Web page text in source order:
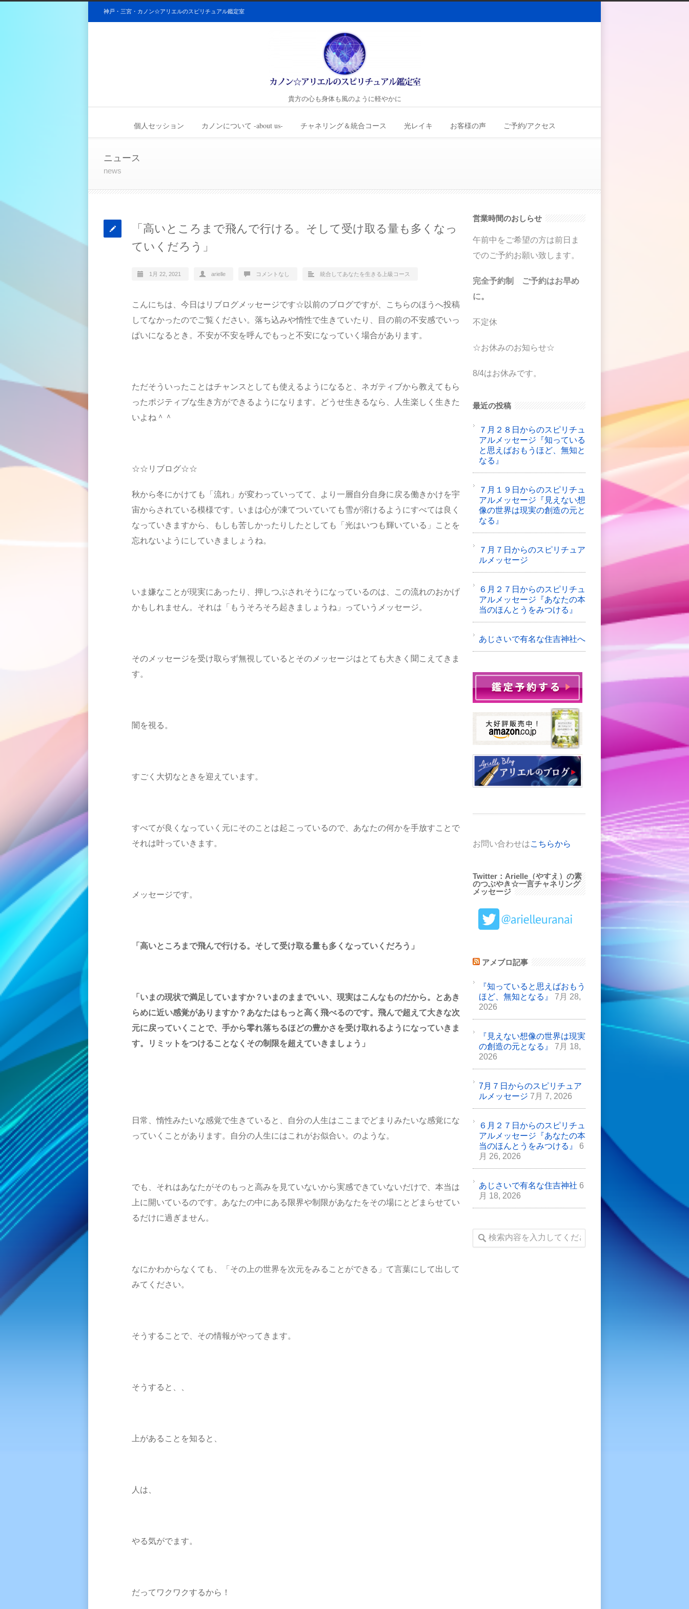
神戸・三宮・カノン☆アリエルのスピリチュアル鑑定室
貴方の心も身体も風のように軽やかに
個人セッション カノンについて -about us- チャネリング＆統合コース 光レイキ お客様の声 ご予約/アクセス
ニュース
news
「高いところまで飛んで行ける。そして受け取る量も多くなっ
ていくだろう」
1月 22, 2021 arielle コメントなし 統合してあなたを生きる上級コース
こんにちは、今日はリブログメッセージです☆以前のブログですが、こちらのほうへ投稿
してなかったのでご覧ください。落ち込みや惰性で生きていたり、目の前の不安感でいっ
ぱいになるとき。不安が不安を呼んでもっと不安になっていく場合があります。
ただそういったことはチャンスとしても使えるようになると、ネガティブから教えてもら
ったポジティブな生き方ができるようになります。どうせ生きるなら、人生楽しく生きた
いよね＾＾
☆☆リブログ☆☆
秋から冬にかけても「流れ」が変わっていってて、より一層自分自身に戻る働きかけを宇
宙からされている模様です。いまは心が凍てついていても雪が溶けるようにすべては良く
なっていきますから、もしも苦しかったりしたとしても「光はいつも輝いている」ことを
忘れないようにしていきましょうね。
いま嫌なことが現実にあったり、押しつぶされそうになっているのは、この流れのおかげ
かもしれません。それは「もうそろそろ起きましょうね」っていうメッセージ。
そのメッセージを受け取らず無視しているとそのメッセージはとても大きく聞こえてきま
す。
闇を視る。
すごく大切なときを迎えています。
すべてが良くなっていく元にそのことは起こっているので、あなたの何かを手放すことで
それは叶っていきます。
メッセージです。
「高いところまで飛んで行ける。そして受け取る量も多くなっていくだろう」
「いまの現状で満足していますか？いまのままでいい、現実はこんなものだから。とあき
らめに近い感覚がありますか？あなたはもっと高く飛べるのです。飛んで超えて大きな次
元に戻っていくことで、手から零れ落ちるほどの豊かさを受け取れるようになっていきま
す。リミットをつけることなくその制限を超えていきましょう」
日常、惰性みたいな感覚で生きていると、自分の人生はここまでどまりみたいな感覚にな
っていくことがあります。自分の人生にはこれがお似合い。のような。
でも、それはあなたがそのもっと高みを見ていないから実感できていないだけで、本当は
上に開いているのです。あなたの中にある限界や制限があなたをその場にとどまらせてい
るだけに過ぎません。
なにかわからなくても、「その上の世界を次元をみることができる」て言葉にして出して
みてください。
そうすることで、その情報がやってきます。
そうすると、、
上があることを知ると、
人は、
やる気がでます。
だってワクワクするから！
営業時間のおしらせ
午前中をご希望の方は前日ま
でのご予約お願い致します。
完全予約制 ご予約はお早め
に。
不定休
☆お休みのお知らせ☆
8/4はお休みです。
最近の投稿
７月２８日からのスピリチュ
アルメッセージ『知っている
と思えばおもうほど、無知と
なる』
７月１９日からのスピリチュ
アルメッセージ『見えない想
像の世界は現実の創造の元と
なる』
７月７日からのスピリチュア
ルメッセージ
６月２７日からのスピリチュ
アルメッセージ『あなたの本
当のほんとうをみつける』
あじさいで有名な住吉神社へ
お問い合わせはこちらから
Twitter：Arielle（やすえ）の素
のつぶやき☆一言チャネリング
メッセージ
アメブロ記事
『知っていると思えばおもう
ほど、無知となる』
7月 28,
2026
『見えない想像の世界は現実
の創造の元となる』
7月 18,
2026
7月７日からのスピリチュア
ルメッセージ 7月 7, 2026
６月２７日からのスピリチュ
アルメッセージ『あなたの本
当のほんとうをみつける』
6
月 26, 2026
あじさいで有名な住吉神社 6
月 18, 2026